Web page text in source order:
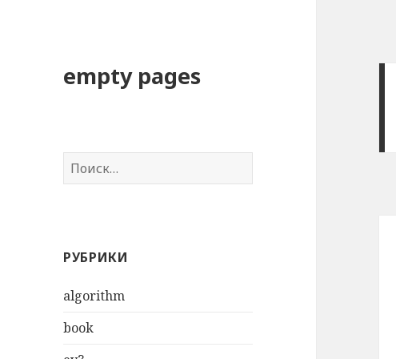
empty pages
Н
а
:РУБРИКИ
algorithm
book